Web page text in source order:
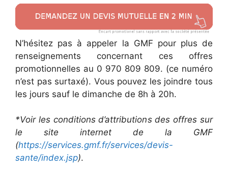
N’hésitez pas à appeler la GMF pour plus de
renseignements concernant ces offres
promotionnelles au 0 970 809 809. (ce numéro
n’est pas surtaxé). Vous pouvez les joindre tous
les jours sauf le dimanche de 8h à 20h.
*Voir les conditions d’attributions des offres sur
le site internet de la GMF
(https://services.gmf.fr/services/devis-
sante/index.jsp).